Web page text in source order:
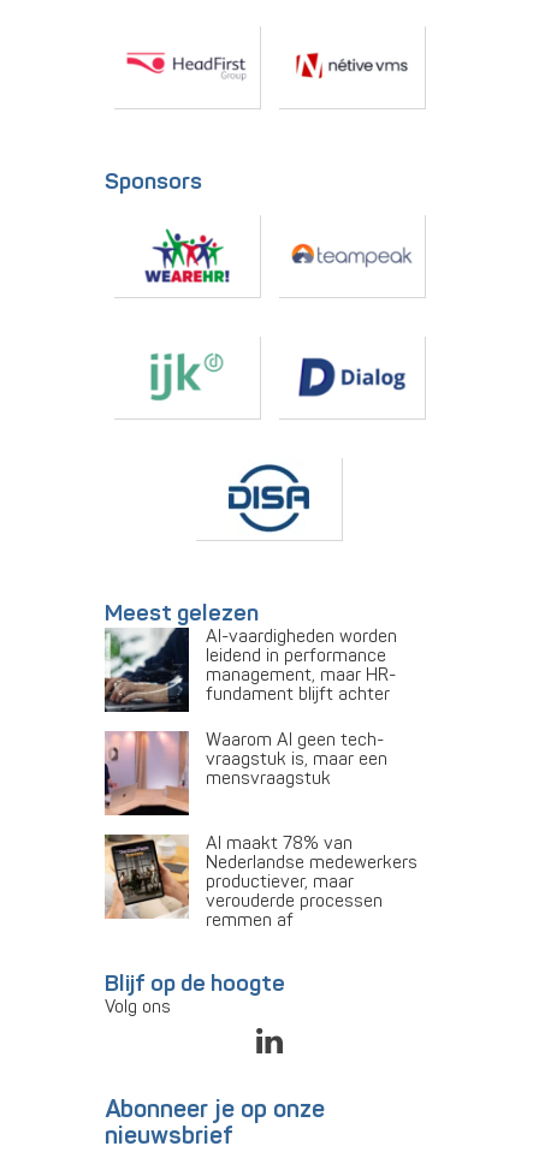
Sponsors
Meest gelezen
AI-vaardigheden worden
leidend in performance
management, maar HR-
fundament blijft achter
Waarom AI geen tech-
vraagstuk is, maar een
mensvraagstuk
AI maakt 78% van
Nederlandse medewerkers
productiever, maar
verouderde processen
remmen af
Blijf op de hoogte
Volg ons
Abonneer je op onze
nieuwsbrief